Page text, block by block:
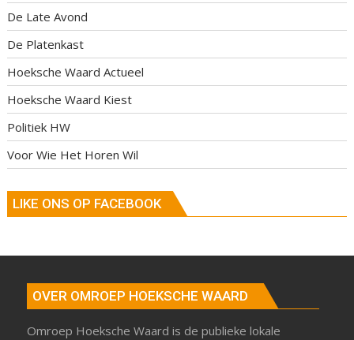
De Late Avond
De Platenkast
Hoeksche Waard Actueel
Hoeksche Waard Kiest
Politiek HW
Voor Wie Het Horen Wil
LIKE ONS OP FACEBOOK
OVER OMROEP HOEKSCHE WAARD
Omroep Hoeksche Waard is de publieke lokale